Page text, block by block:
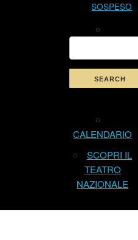
SOSPESO
CALENDARIO
SCOPRI IL
TEATRO
NAZIONALE